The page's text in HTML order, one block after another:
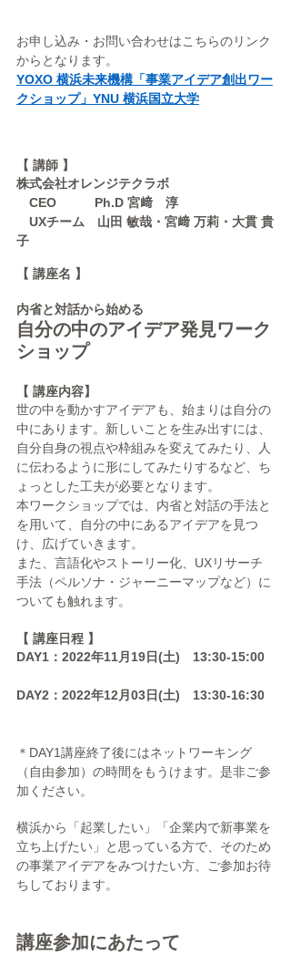
お申し込み・お問い合わせはこちらのリンク
からとなります。
YOXO 横浜未来機構「事業アイデア創出ワー
クショップ」YNU 横浜国立大学
【 講師 】
株式会社オレンジテクラボ
CEO　       Ph.D 宮﨑　淳
UXチーム　山田 敏哉・宮﨑 万莉・大貫 貴
子
【 講座名 】
内省と対話から始める
自分の中のアイデア発見ワーク
ショップ
【 講座内容】
世の中を動かすアイデアも、始まりは自分の
中にあります。新しいことを生み出すには、
自分自身の視点や枠組みを変えてみたり、人
に伝わるように形にしてみたりするなど、ち
ょっとした工夫が必要となります。
本ワークショップでは、内省と対話の手法と
を用いて、自分の中にあるアイデアを見つ
け、広げていきます。
また、言語化やストーリー化、UXリサーチ
手法（ペルソナ・ジャーニーマップなど）に
ついても触れます。
【 講座日程 】
DAY1：2022年11月19日(土)　13:30-15:00
DAY2：2022年12月03日(土)　13:30-16:30
＊DAY1講座終了後にはネットワーキング
（自由参加）の時間をもうけます。是非ご参
加ください。
横浜から「起業したい」「企業内で新事業を
立ち上げたい」と思っている方で、そのため
の事業アイデアをみつけたい方、ご参加お待
ちしております。
講座参加にあたって